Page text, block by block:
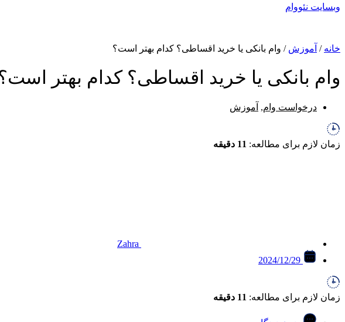
وبسایت نئووام
خانه / آموزش / وام بانکی یا خرید اقساطی؟ کدام بهتر است؟
وام بانکی یا خرید اقساطی؟ کدام بهتر
درخواست وام, آموزش
زمان لازم برای مطالعه: 11 دقیقه
Zahra
2024/12/29
زمان لازم برای مطالعه: 11 دقیقه